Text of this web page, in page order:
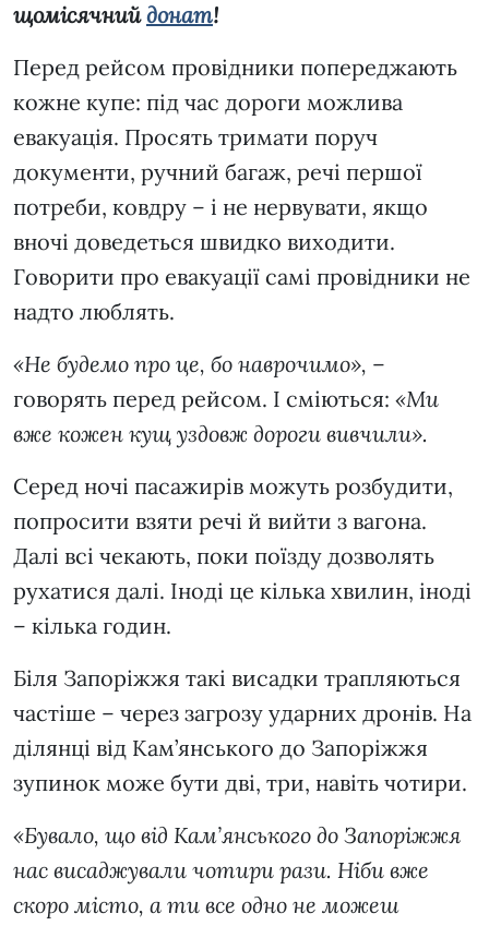
щомісячнийдонат!
Перед рейсом провідники попереджають
кожне купе: під час дороги можлива
евакуація. Просять тримати поруч
документи, ручний багаж, речі першої
потреби, ковдру – і не нервувати, якщо
вночі доведеться швидко виходити.
Говорити про евакуації самі провідники не
надто люблять.
«Не будемо про це, бо наврочимо», –
говорять перед рейсом. І сміються: «Ми
вже кожен кущ уздовж дороги вивчили».
Серед ночі пасажирів можуть розбудити,
попросити взяти речі й вийти з вагона.
Далі всі чекають, поки поїзду дозволять
рухатися далі. Іноді це кілька хвилин, іноді
– кілька годин.
Біля Запоріжжя такі висадки трапляються
частіше – через загрозу ударних дронів. На
ділянці від Кам’янського до Запоріжжя
зупинок може бути дві, три, навіть чотири.
«Бувало, що від Кам’янського до Запоріжжя
нас висаджували чотири рази. Ніби вже
скоро місто, а ти все одно не можеш